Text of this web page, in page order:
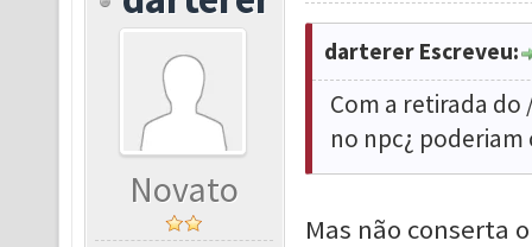
Novato
darterer Escreveu:
Com a retirada
no npc¿ poderiam
Mas não conserta